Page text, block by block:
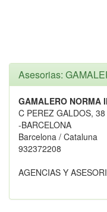
Asesorias:
GAMALERO NORMA
C PEREZ GALDOS, 38
-BARCELONA
Barcelona / Cataluna
932372208
AGENCIAS Y